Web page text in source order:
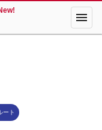
menu
ート